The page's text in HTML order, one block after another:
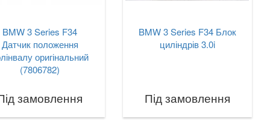
BMW 3 Series F34
Датчик положення
оригінальний
(7806782)
замовлення
BMW 3 Series F34 Блок
циліндрів 3.0i
Під замовлення